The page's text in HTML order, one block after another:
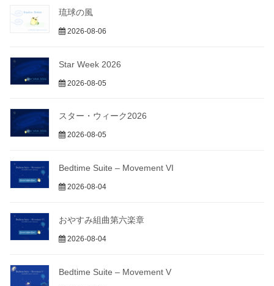
琉球の風
2026-08-06
Star Week 2026
2026-08-05
スター・ウィーク2026
2026-08-05
Bedtime Suite – Movement VI
2026-08-04
おやすみ組曲第六楽章
2026-08-04
Bedtime Suite – Movement V